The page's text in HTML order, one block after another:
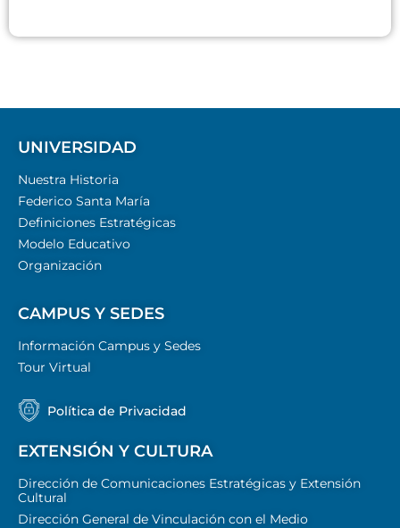
UNIVERSIDAD
Nuestra Historia
Federico Santa María
Definiciones Estratégicas
Modelo Educativo
Organización
CAMPUS Y SEDES
Información Campus y Sedes
Tour Virtual
Política de Privacidad
EXTENSIÓN Y CULTURA
Dirección de Comunicaciones Estratégicas y Extensión
Cultural
Dirección General de Vinculación con el Medio